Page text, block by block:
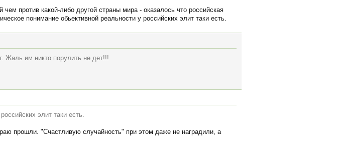
против какой-либо другой страны мира - оказалось что российская
понимание обьективной реальности у российских элит таки есть.
Жаль им никто порулить не дет!!!
элит таки есть.
прошли. "Счастливую случайность" при этом даже не наградили, а